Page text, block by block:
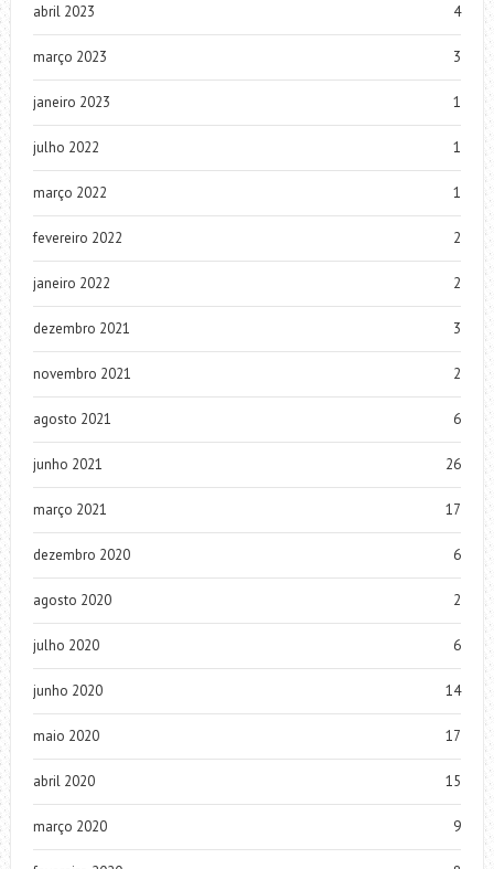
abril 2023 4
março 2023 3
janeiro 2023 1
julho 2022 1
março 2022 1
fevereiro 2022 2
janeiro 2022 2
dezembro 2021 3
novembro 2021 2
agosto 2021 6
junho 2021 26
março 2021 17
dezembro 2020 6
agosto 2020 2
julho 2020 6
junho 2020 14
maio 2020 17
abril 2020 15
março 2020 9